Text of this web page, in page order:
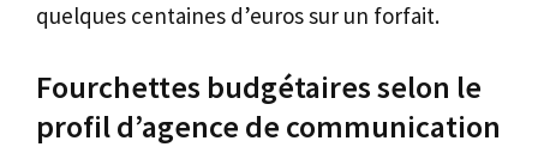
quelques centaines d’euros sur un forfait.
Fourchettes budgétaires selon le
profil d’agence de communication